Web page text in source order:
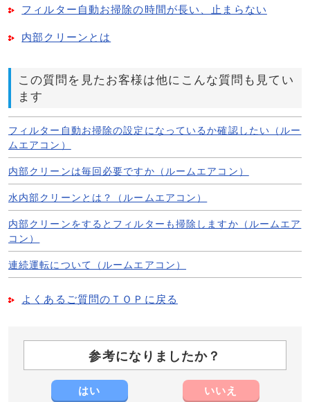
フィルター自動お掃除の時間が長い、止まらない
内部クリーンとは
この質問を見たお客様は他にこんな質問も見てい
ます
フィルター自動お掃除の設定になっているか確認したい（ルー
ムエアコン）
内部クリーンは毎回必要ですか（ルームエアコン）
水内部クリーンとは？（ルームエアコン）
内部クリーンをするとフィルターも掃除しますか（ルームエア
コン）
連続運転について（ルームエアコン）
よくあるご質問のＴＯＰに戻る
参考になりましたか？
はい いいえ